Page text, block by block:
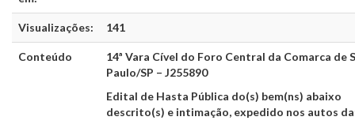
Visualizações: 141
Conteúdo
14ª Vara Cível do Foro Central da Comarca de
Paulo/SP – J255890
Edital de Hasta Pública do(s) bem(ns) abaixo
descrito(s) e intimação, expedido nos autos